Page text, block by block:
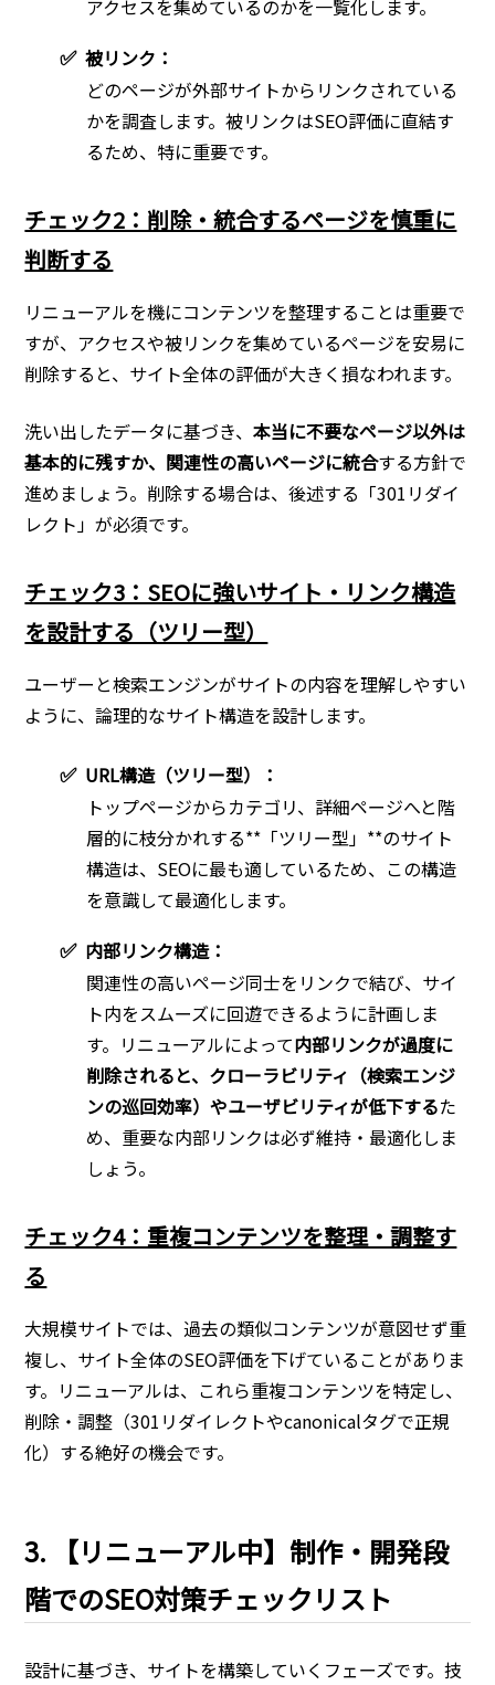
アクセスを集めているのかを一覧化します。
✅ 被リンク：
どのページが外部サイトからリンクされている
かを調査します。被リンクはSEO評価に直結す
るため、特に重要です。
チェック2：削除・統合するページを慎重に
判断する
リニューアルを機にコンテンツを整理することは重要で
すが、アクセスや被リンクを集めているページを安易に
削除すると、サイト全体の評価が大きく損なわれます。
洗い出したデータに基づき、本当に不要なページ以外は
基本的に残すか、関連性の高いページに統合する方針で
進めましょう。削除する場合は、後述する「301リダイ
レクト」が必須です。
チェック3：SEOに強いサイト・リンク構造
を設計する（ツリー型）
ユーザーと検索エンジンがサイトの内容を理解しやすい
ように、論理的なサイト構造を設計します。
✅ URL構造（ツリー型）：
トップページからカテゴリ、詳細ページへと階
層的に枝分かれする**「ツリー型」**のサイト
構造は、SEOに最も適しているため、この構造
を意識して最適化します。
✅ 内部リンク構造：
関連性の高いページ同士をリンクで結び、サイ
ト内をスムーズに回遊できるように計画しま
す。リニューアルによって内部リンクが過度に
削除されると、クローラビリティ（検索エンジ
ンの巡回効率）やユーザビリティが低下するた
め、重要な内部リンクは必ず維持・最適化しま
しょう。
チェック4：重複コンテンツを整理・調整す
る
大規模サイトでは、過去の類似コンテンツが意図せず重
複し、サイト全体のSEO評価を下げていることがありま
す。リニューアルは、これら重複コンテンツを特定し、
削除・調整（301リダイレクトやcanonicalタグで正規
化）する絶好の機会です。
3. 【リニューアル中】制作・開発段
階でのSEO対策チェックリスト
設計に基づき、サイトを構築していくフェーズです。技